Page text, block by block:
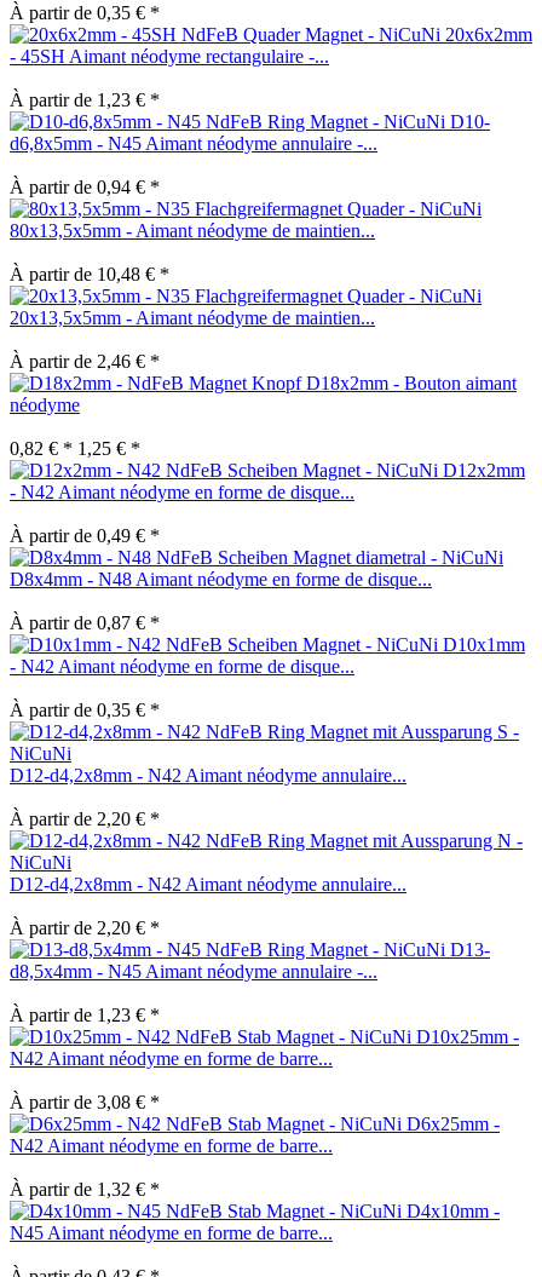
À partir de 0,35 € *
20x6x2mm
- 45SH Aimant néodyme rectangulaire -...
À partir de 1,23 € *
D10-
d6,8x5mm - N45 Aimant néodyme annulaire -...
À partir de 0,94 € *
80x13,5x5mm - Aimant néodyme de maintien...
À partir de 10,48 € *
20x13,5x5mm - Aimant néodyme de maintien...
À partir de 2,46 € *
D18x2mm - Bouton aimant
néodyme
0,82 € * 1,25 € *
D12x2mm
- N42 Aimant néodyme en forme de disque...
À partir de 0,49 € *
D8x4mm - N48 Aimant néodyme en forme de disque...
À partir de 0,87 € *
D10x1mm
- N42 Aimant néodyme en forme de disque...
À partir de 0,35 € *
D12-d4,2x8mm - N42 Aimant néodyme annulaire...
À partir de 2,20 € *
D12-d4,2x8mm - N42 Aimant néodyme annulaire...
À partir de 2,20 € *
D13-
d8,5x4mm - N45 Aimant néodyme annulaire -...
À partir de 1,23 € *
D10x25mm -
N42 Aimant néodyme en forme de barre...
À partir de 3,08 € *
D6x25mm -
N42 Aimant néodyme en forme de barre...
À partir de 1,32 € *
D4x10mm -
N45 Aimant néodyme en forme de barre...